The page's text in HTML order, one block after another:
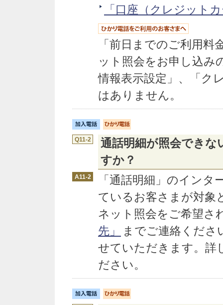
「口座（クレジット
「前日までのご利用
ット照会をお申し込み
情報表示設定」、「ク
はありません。
Q11-2
通話明細が照会できな
すか？
A11-2
「通話明細」のイン
ているお客さまが対象
ネット照会をご希望さ
先」
までご連絡くださ
せていただきます。詳
ださい。